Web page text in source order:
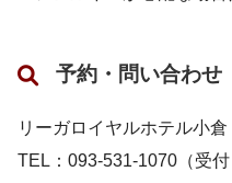
予約・問い合わせ
リーガロイヤルホテル小
TEL：093-531-1070（受付